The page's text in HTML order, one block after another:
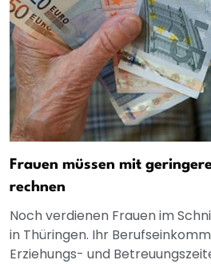
Frauen müssen mit
rechnen
Noch verdienen Frauen im
in Thüringen. Ihr
Erziehungs- und